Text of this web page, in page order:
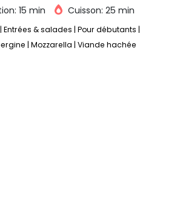
15 min
Cuisson: 25 min
Entrées & salades Pour débutants
Mozzarella Viande hachée